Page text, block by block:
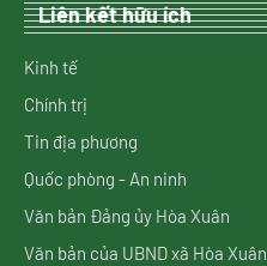
Liên kết hữu ích
Kinh tế
Chính trị
Tin địa phương
Quốc phòng - An ninh
Văn bản Đảng ủy Hòa Xuân
Văn bản của UBND xã Hòa Xuân